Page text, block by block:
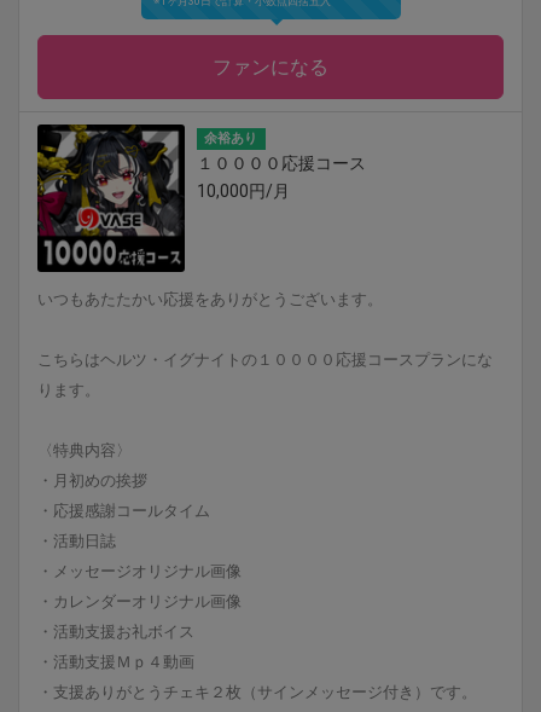
※1ヶ月30日で計算・小数点四捨五入
ファンになる
余裕あり
１００００応援コース
10,000円/月
いつもあたたかい応援をありがとうございます。
こちらはヘルツ・イグナイトの１００００応援コースプランにな
ります。
〈特典内容〉
・月初めの挨拶
・応援感謝コールタイム
・活動日誌
・メッセージオリジナル画像
・カレンダーオリジナル画像
・活動支援お礼ボイス
・活動支援Ｍｐ４動画
・支援ありがとうチェキ２枚（サインメッセージ付き）です。